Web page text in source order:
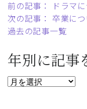
前の記事： ドラマ
次の記事： 卒業に
過去の記事一覧
年別に記事